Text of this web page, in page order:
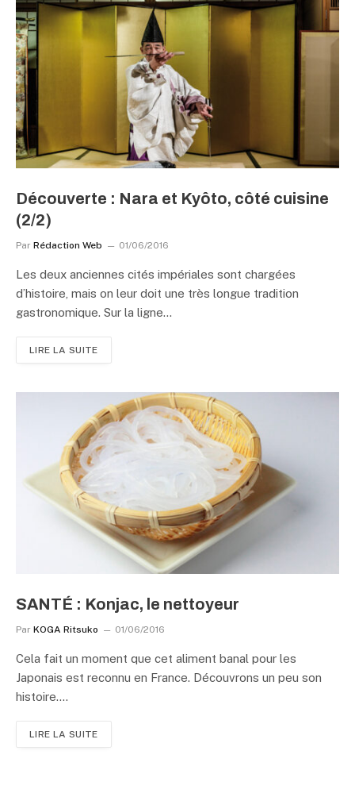
Découverte : Nara et Kyôto, côté cuisine
(2/2)
Par Rédaction Web 01/06/2016
Les deux anciennes cités impériales sont chargées
d’histoire, mais on leur doit une très longue tradition
gastronomique. Sur la ligne…
LIRE LA SUITE
SANTÉ : Konjac, le nettoyeur
Par KOGA Ritsuko 01/06/2016
Cela fait un moment que cet aliment banal pour les
Japonais est reconnu en France. Découvrons un peu son
histoire.…
LIRE LA SUITE